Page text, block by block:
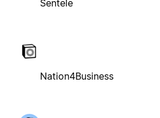
Sentele
Nation4Business